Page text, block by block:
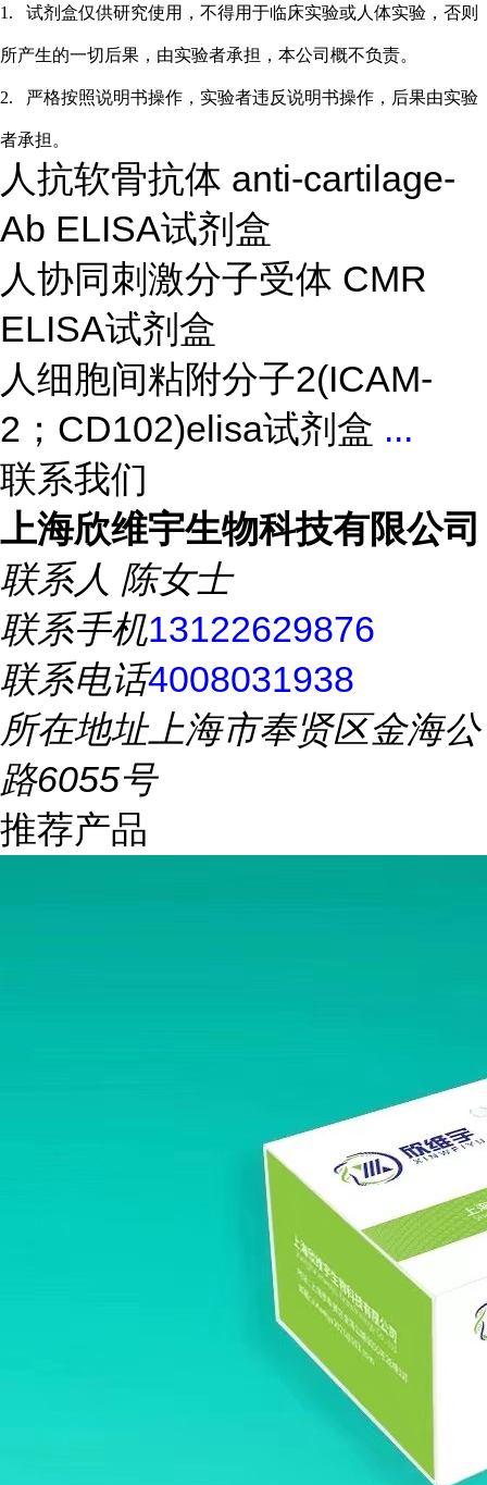
1. 试剂盒仅供研究使用，不得用于临床实验或人 体实验，否则
所产生的一切后果，由实验者承担，本公司概不负责。
2. 严格按照说明书操作，实验者违反说明书操作，后果由实验
者承担。
人抗软骨抗体 anti-cartilage-
Ab ELISA试剂盒
人协同刺激分子受体 CMR
ELISA试剂盒
人细胞间粘附分子2(ICAM-
2；CD102)elisa试剂盒 ...
联系我们
上海欣维宇生物科技有限公司
联系人 陈女士
联系手机13122629876
联系电话4008031938
所在地址上海市奉贤区金海公
路6055号
推荐产品